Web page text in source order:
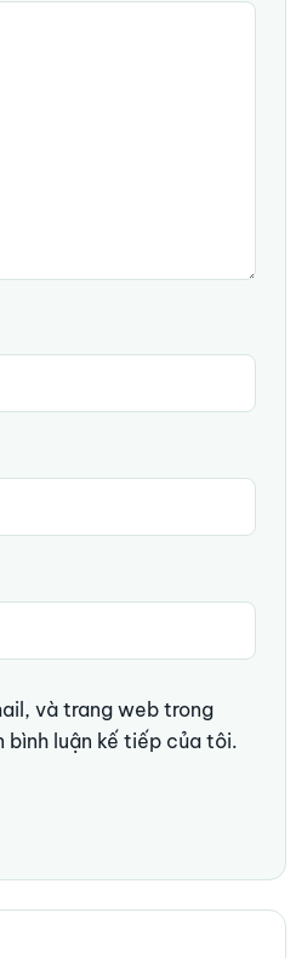
và trang web trong
bình luận kế tiếp của tôi.